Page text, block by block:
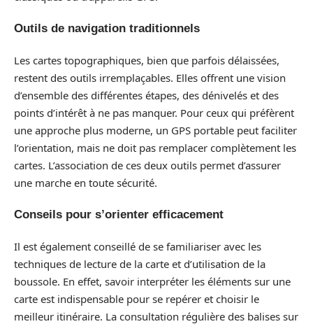
Outils de navigation traditionnels
Les cartes topographiques, bien que parfois délaissées,
restent des outils irremplaçables. Elles offrent une vision
d’ensemble des différentes étapes, des dénivelés et des
points d’intérêt à ne pas manquer. Pour ceux qui préfèrent
une approche plus moderne, un GPS portable peut faciliter
l’orientation, mais ne doit pas remplacer complètement les
cartes. L’association de ces deux outils permet d’assurer
une marche en toute sécurité.
Conseils pour s’orienter efficacement
Il est également conseillé de se familiariser avec les
techniques de lecture de la carte et d’utilisation de la
boussole. En effet, savoir interpréter les éléments sur une
carte est indispensable pour se repérer et choisir le
meilleur itinéraire. La consultation régulière des balises sur